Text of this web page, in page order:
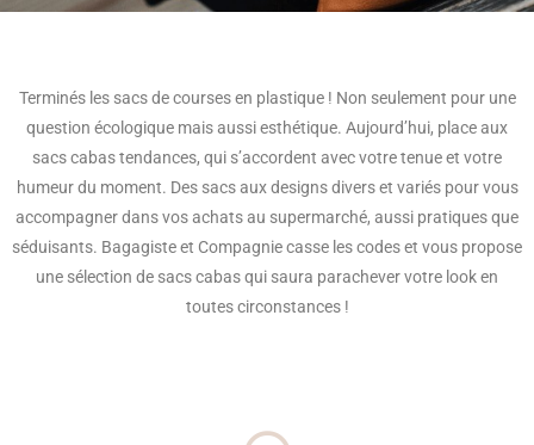
Terminés les sacs de courses en plastique ! Non seulement pour une
question écologique mais aussi esthétique. Aujourd’hui, place aux
sacs cabas tendances, qui s’accordent avec votre tenue et votre
humeur du moment. Des sacs aux designs divers et variés pour vous
accompagner dans vos achats au supermarché, aussi pratiques que
séduisants. Bagagiste et Compagnie casse les codes et vous propose
une sélection de sacs cabas qui saura parachever votre look en
toutes circonstances !